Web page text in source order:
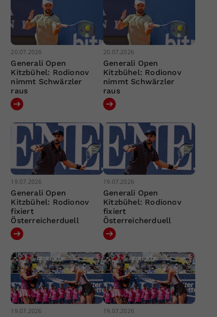
20.07.2026
Generali Open
Kitzbühel: Rodionov
nimmt Schwärzler
raus
20.07.2026
Generali Open
Kitzbühel: Rodionov
nimmt Schwärzler
raus
19.07.2026
Generali Open
Kitzbühel: Rodionov
fixiert
Österreicherduell
19.07.2026
Generali Open
Kitzbühel: Rodionov
fixiert
Österreicherduell
19.07.2026 19.07.2026